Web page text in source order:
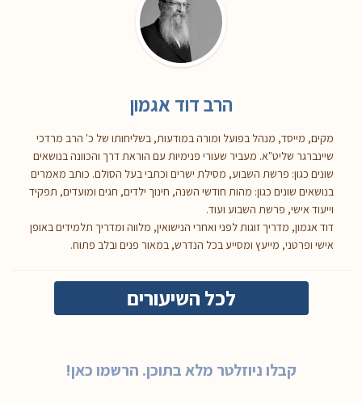
הרב דוד אגמון
מקים, מייסד, מנהל בפועל ומורה במודעות, בשליחותו של כ' הרב מרדכי
שיינברגר שליט"א. מעביר שעורי פנימיות עם הוראת דרך והכוונה בנושאים
שונים כגון: פרשת השבוע, מסילת ישרים וכתבי בעל הסולם. כותב מאמרים
בנושאים שונים כגון: מהות חודשי השנה, חינוך ילדים, חגים ומועדים, תפקיד
וייעוד אישי, פרשת השבוע ועוד.
דוד אגמון, מדריך זוגות לפני ואחרי הנישואין, מלווה ומדריך תלמידים באופן
אישי ופרטני, מייעץ ומסייע בכל הנדרש, במאור פנים ובלב פתוח.
לכל השיעורים
קבלו ניוזלטר מלא בתוכן. הרשמו כאן!